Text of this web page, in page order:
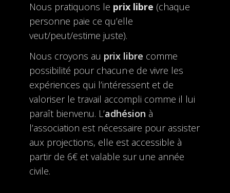
Nous pratiquons le prix libre (chaque
personne paie ce qu’elle
veut/peut/estime juste).
Nous croyons au prix libre comme
possibilité pour chacun·e de vivre les
expériences qui l’intéressent et de
valoriser le travail accompli comme il lui
paraît bienvenu. L’adhésion à
l’association est nécessaire pour assister
aux projections, elle est accessible à
partir de 6€ et valable sur une année
civile.